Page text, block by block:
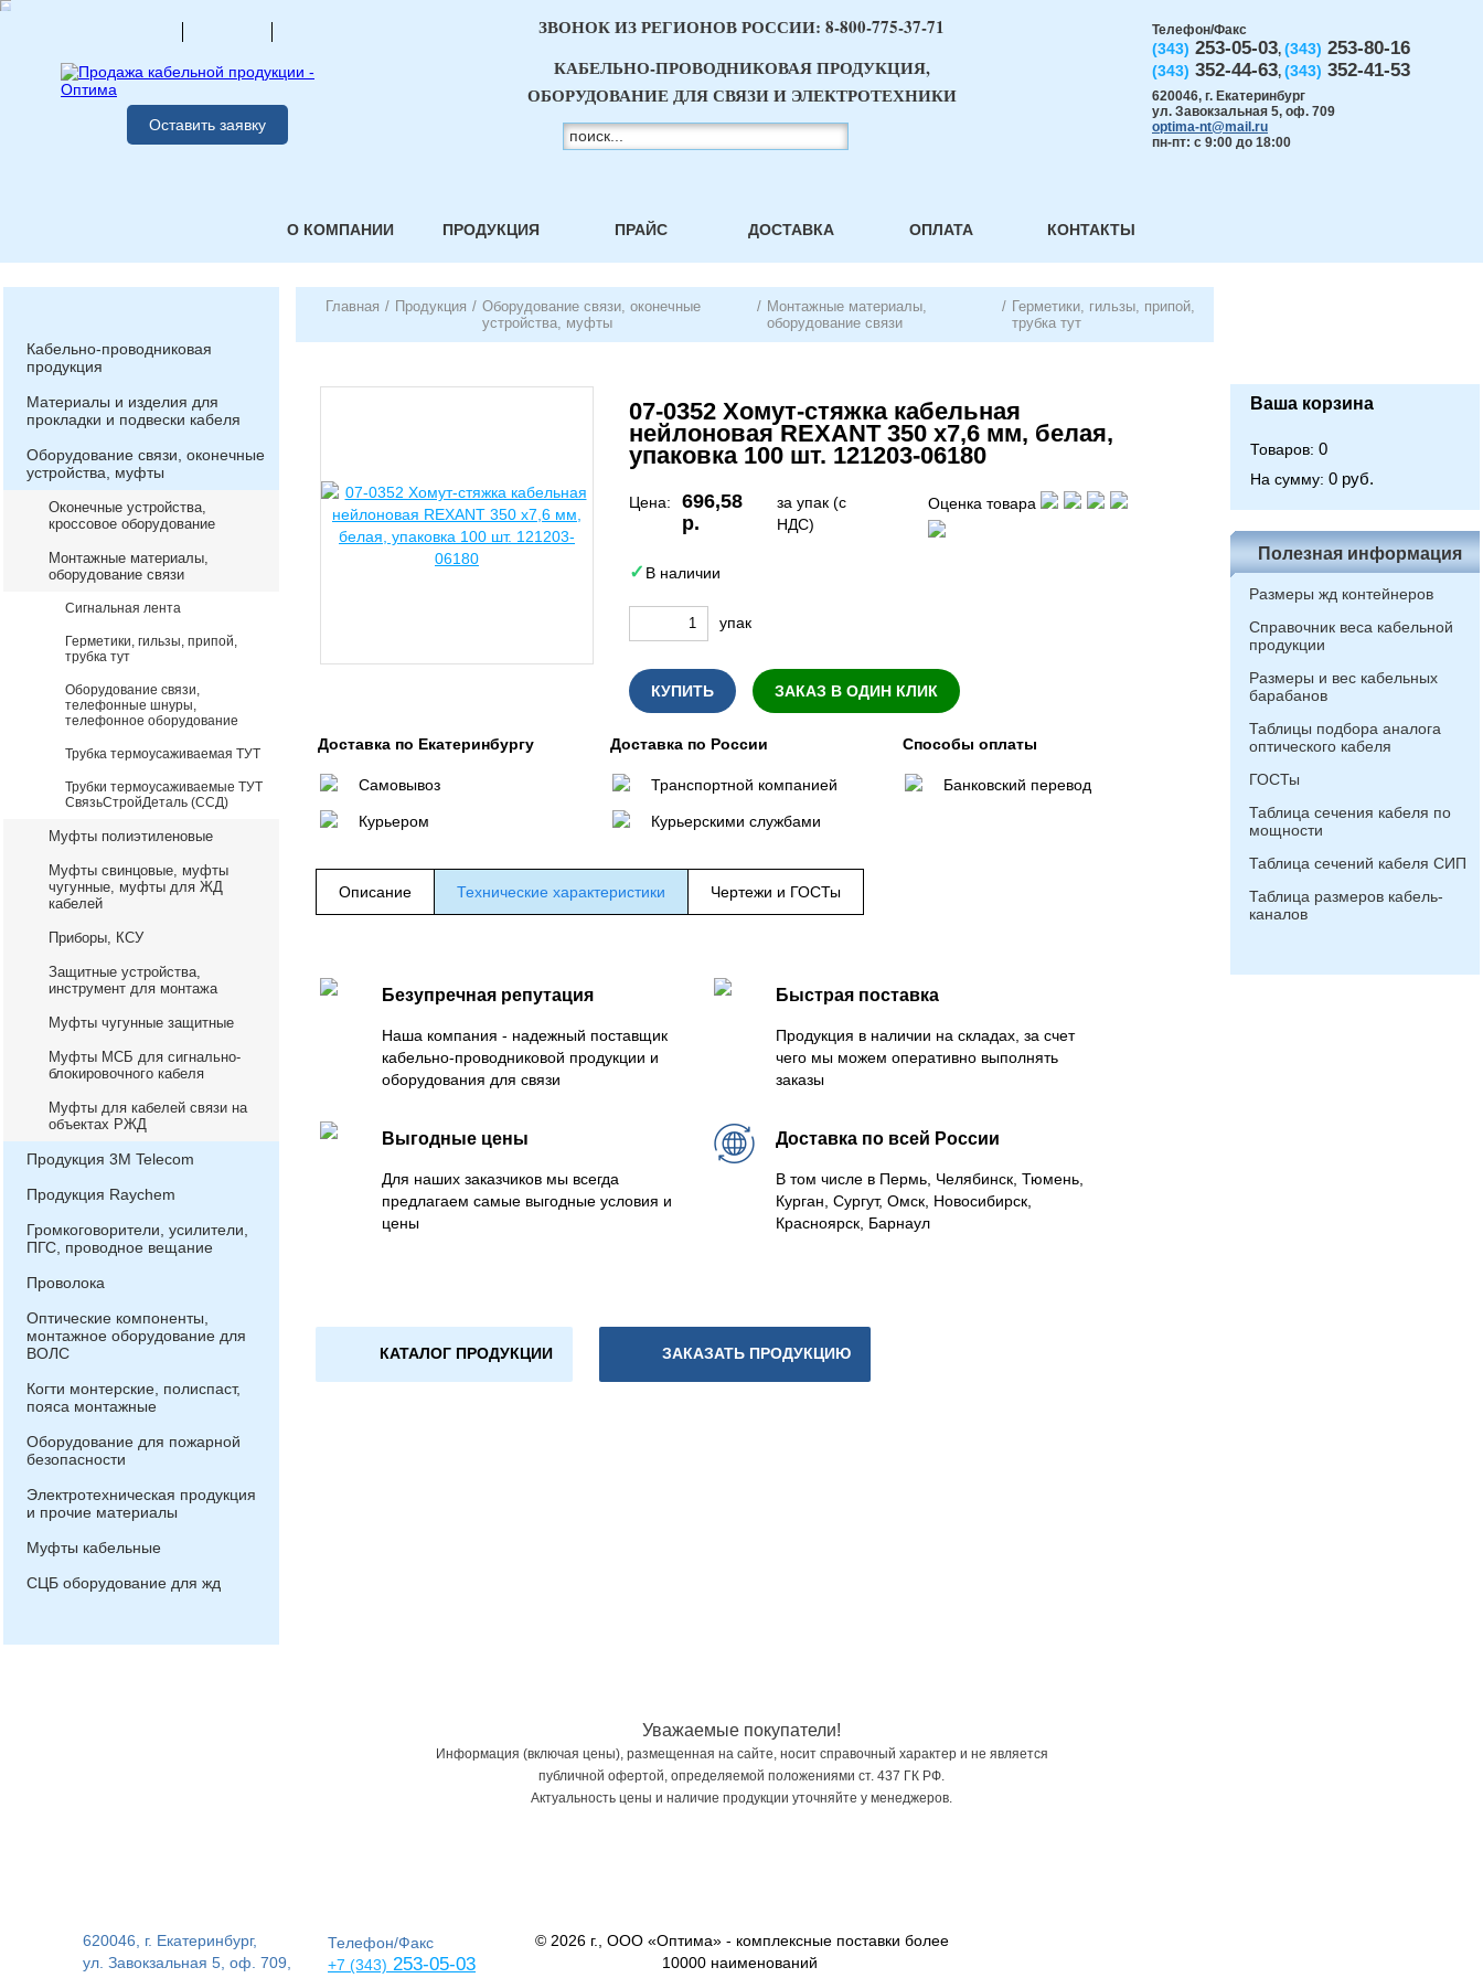
Оставить заявку
Телефон/Факс
(343) 253-05-03, (343) 253-80-16
(343) 352-44-63, (343) 352-41-53
620046, г. Екатеринбург
ул. Завокзальная 5, оф. 709
optima-nt@mail.ru
пн-пт: с 9:00 до 18:00
ЗВОНОК ИЗ РЕГИОНОВ РОССИИ: 8-800-775-37-71
КАБЕЛЬНО-ПРОВОДНИКОВАЯ ПРОДУКЦИЯ,
ОБОРУДОВАНИЕ ДЛЯ СВЯЗИ И ЭЛЕКТРОТЕХНИКИ
О КОМПАНИИ ПРОДУКЦИЯ ПРАЙС ДОСТАВКА ОПЛАТА КОНТАКТЫ
Кабельно-проводниковая
продукция
Материалы и изделия для
прокладки и подвески кабеля
Оборудование связи, оконечные
устройства, муфты
Оконечные устройства,
кроссовое оборудование
Монтажные материалы,
оборудование связи
Сигнальная лента
Герметики, гильзы, припой,
трубка тут
Оборудование связи,
телефонные шнуры,
телефонное оборудование
Трубка термоусаживаемая ТУТ
Трубки термоусаживаемые ТУТ
СвязьСтройДеталь (ССД)
Муфты полиэтиленовые
Муфты свинцовые, муфты
чугунные, муфты для ЖД
кабелей
Приборы, КСУ
Защитные устройства,
инструмент для монтажа
Муфты чугунные защитные
Муфты МСБ для сигнально-
блокировочного кабеля
Муфты для кабелей связи на
объектах РЖД
Продукция 3М Telecom
Продукция Raychem
Громкоговорители, усилители,
ПГС, проводное вещание
Проволока
Оптические компоненты,
монтажное оборудование для
ВОЛС
Когти монтерские, полиспаст,
пояса монтажные
Оборудование для пожарной
безопасности
Электротехническая продукция
и прочие материалы
Муфты кабельные
СЦБ оборудование для жд
Главная / Продукция / Оборудование связи, оконечные
устройства, муфты
/ Монтажные материалы,
оборудование связи
/ Герметики, гильзы, припой,
трубка тут
07-0352 Хомут-стяжка кабельная
нейлоновая REXANT 350 x7,6 мм, белая,
упаковка 100 шт. 121203-06180
Цена:
696,58
р.
за упак (с
НДС)
Оценка товара
В наличии
упак
КУПИТЬ ЗАКАЗ В ОДИН КЛИК
Доставка по Екатеринбургу
Самовывоз
Курьером
Доставка по России
Транспортной компанией
Курьерскими службами
Способы оплаты
Банковский перевод
Описание Технические характеристики Чертежи и ГОСТы
Безупречная репутация
Наша компания - надежный поставщик
кабельно-проводниковой продукции и
оборудования для связи
Быстрая поставка
Продукция в наличии на складах, за счет
чего мы можем оперативно выполнять
заказы
Выгодные цены
Для наших заказчиков мы всегда
предлагаем самые выгодные условия и
цены
Доставка по всей России
В том числе в Пермь, Челябинск, Тюмень,
Курган, Сургут, Омск, Новосибирск,
Красноярск, Барнаул
КАТАЛОГ ПРОДУКЦИИ ЗАКАЗАТЬ ПРОДУКЦИЮ
Ваша корзина
Товаров: 0
На сумму: 0 руб.
Полезная информация
Размеры жд контейнеров
Справочник веса кабельной
продукции
Размеры и вес кабельных
барабанов
Таблицы подбора аналога
оптического кабеля
ГОСТы
Таблица сечения кабеля по
мощности
Таблица сечений кабеля СИП
Таблица размеров кабель-
каналов
Уважаемые покупатели!
Информация (включая цены), размещенная на сайте, носит справочный характер и не является
публичной офертой, определяемой положениями ст. 437 ГК РФ.
Актуальность цены и наличие продукции уточняйте у менеджеров.
620046, г. Екатеринбург,
ул. Завокзальная 5, оф. 709,
Телефон/Факс
+7 (343) 253-05-03
© 2026 г., ООО «Оптима» - комплексные поставки более
10000 наименований